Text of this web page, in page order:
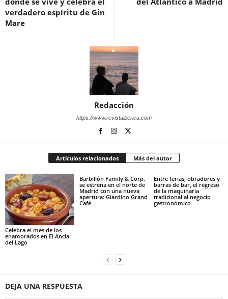
verdadero espíritu de Gin
Mare
Redacción
https://www.revistaiberica.com
Artículos relacionados Más del autor
Celebra el mes de los
enamorados en El Ancla
del Lago
Barbillón Family & Corp.
se estrena en el norte de
Madrid con una nueva
apertura: Giardino Grand
Café
Entre ferias, obradores y
barras de bar, el regreso
de la maquinaria
tradicional al negocio
gastronómico
DEJA UNA RESPUESTA